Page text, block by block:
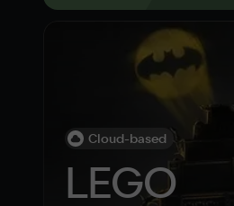
Cloud-based
LEGO